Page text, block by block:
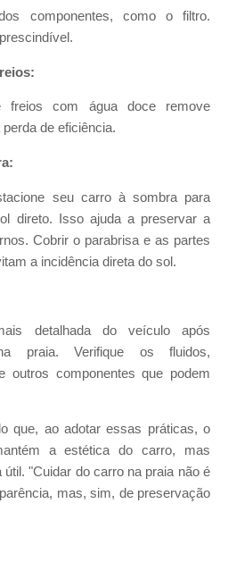
componentes, como o filtro.
freios com água doce remove
de eficiência.
seu carro à sombra para
direto. Isso ajuda a preservar a
Cobrir o parabrisa e as partes
a incidência direta do sol.
detalhada do veículo após
praia. Verifique os fluidos,
outros componentes que podem
que, ao adotar essas práticas, o
a estética do carro, mas
"Cuidar do carro na praia não é
mas, sim, de preservação